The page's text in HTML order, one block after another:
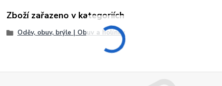
Zboží zařazeno v kategoriích
Oděv, obuv, brýle | Obuv a holínky